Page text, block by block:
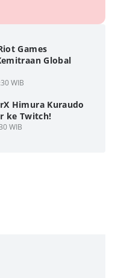
Games
Global
WIB
Himura Kuraudo
ke Twitch!
WIB